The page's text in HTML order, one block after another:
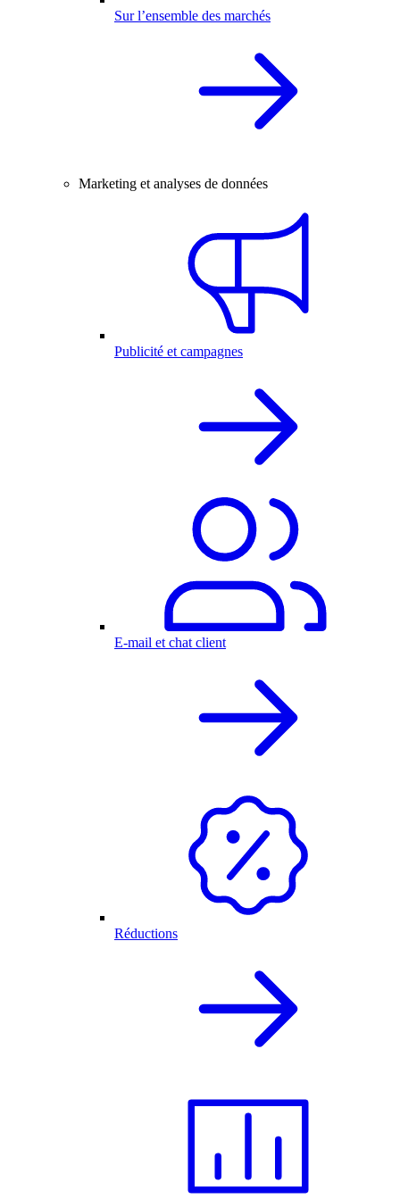
Sur l’ensemble des marchés
Marketing et analyses de données
Publicité et campagnes
E-mail et chat client
Réductions